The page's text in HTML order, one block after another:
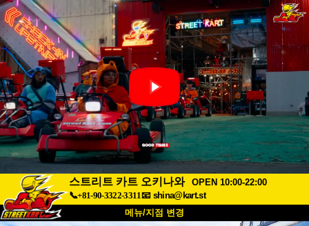
스트리트 카트 오키나와
OPEN 10:00-22:00
📞+81-90-3322-3311📧 shina@kart.st
메뉴/지점 변경